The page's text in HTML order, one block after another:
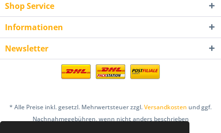
Shop Service
Informationen
Newsletter
* Alle Preise inkl. gesetzl. Mehrwertsteuer zzgl.Versandkosten und ggf.
Nachnahmegebühren, wenn nicht anders beschrieben